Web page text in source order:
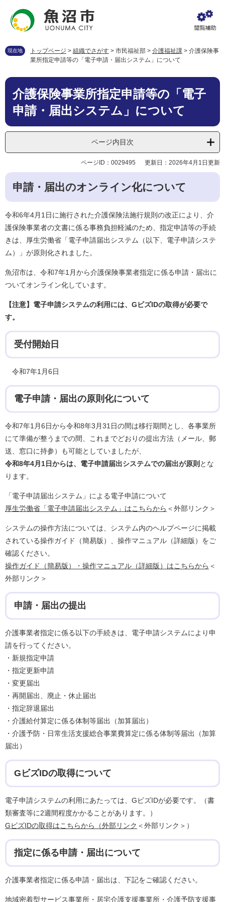
先
す
を
し
へ
現在地 トップページ > 組織でさがす > 市民福祉部 > 介護福祉課 > 介護保険事
業所指定申請等の「電子申請・届出システム」について
本
介護保険事業所指定申請等の「電子
申請・届出システム」について
ページ内目次
ページID：0029495 更新日：2026年4月1日更新
申請・届出のオンライン化について
令和6年4月1日に施行された介護保険法施行規則の改正により、介
護保険事業者の文書に係る事務負担軽減のため、指定申請等の手続
きは、厚生労働省「電子申請届出システム（以下、電子申請システ
ム）」が原則化されました。
魚沼市は、令和7年1月から介護保険事業者指定に係る申請・届出に
ついてオンライン化しています。
【注意】電子申請システムの利用には、GビズIDの取得が必要で
す。
受付開始日
令和7年1月6日
電子申請・届出の原則化について
令和7年1月6日から令和8年3月31日の間は移行期間とし、各事業所
にて準備が整うまでの間、これまでどおりの提出方法（メール、郵
送、窓口に持参）も可能としていましたが、
令和8年4月1日からは、電子申請届出システムでの届出が原則 とな
ります。
「電子申請届出システム」による電子申請について
厚生労働省「電子申請届出システム」はこちらから ＜外部リンク＞
システムの操作方法については、システム内のヘルプページに掲載
されている操作ガイド（簡易版）、操作マニュアル（詳細版）をご
確認ください。
操作ガイド（簡易版）・操作マニュアル（詳細版）はこちらから ＜
外部リンク＞
申請・届出の提出
介護事業者指定に係る以下の手続きは、電子申請システムにより申
請を行ってください。
・新規指定申請
・指定更新申請
・変更届出
・再開届出、廃止・休止届出
・指定辞退届出
・介護給付算定に係る体制等届出（加算届出）
・介護予防・日常生活支援総合事業費算定に係る体制等届出（加算
届出）
GビズIDの取得について
電子申請システムの利用にあたっては、GビズIDが必要です。（書
類審査等に2週間程度かかることがあります。）
GビズIDの取得はこちらから（外部リンク ＜外部リンク＞ ）
指定に係る申請・届出について
介護事業者指定に係る申請・届出は、下記をご確認ください。​
地域密着型サービス事業所・居宅介護支援事業所・介護予防支援事